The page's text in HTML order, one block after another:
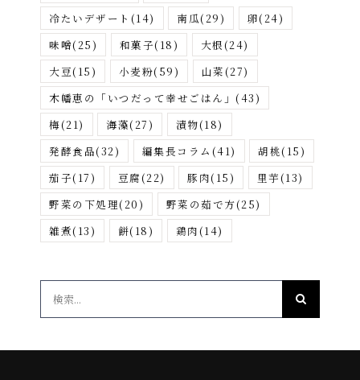
冷たいデザート (14) 南瓜(29) 卵(24)
味噌(25) 和菓子(18) 大根(24)
大豆(15) 小麦粉(59) 山菜(27)
木幡恵の「いつだって幸せごはん」 (43)
梅(21) 海藻(27) 漬物(18)
発酵食品(32) 編集長コラム (41) 胡桃(15)
茄子(17) 豆腐(22) 豚肉(15) 里芋(13)
野菜の下処理(20) 野菜の茹で方(25)
雑煮(13) 餅(18) 鶏肉(14)